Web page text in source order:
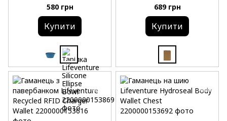
580 грн
Купити
689 грн
Купити